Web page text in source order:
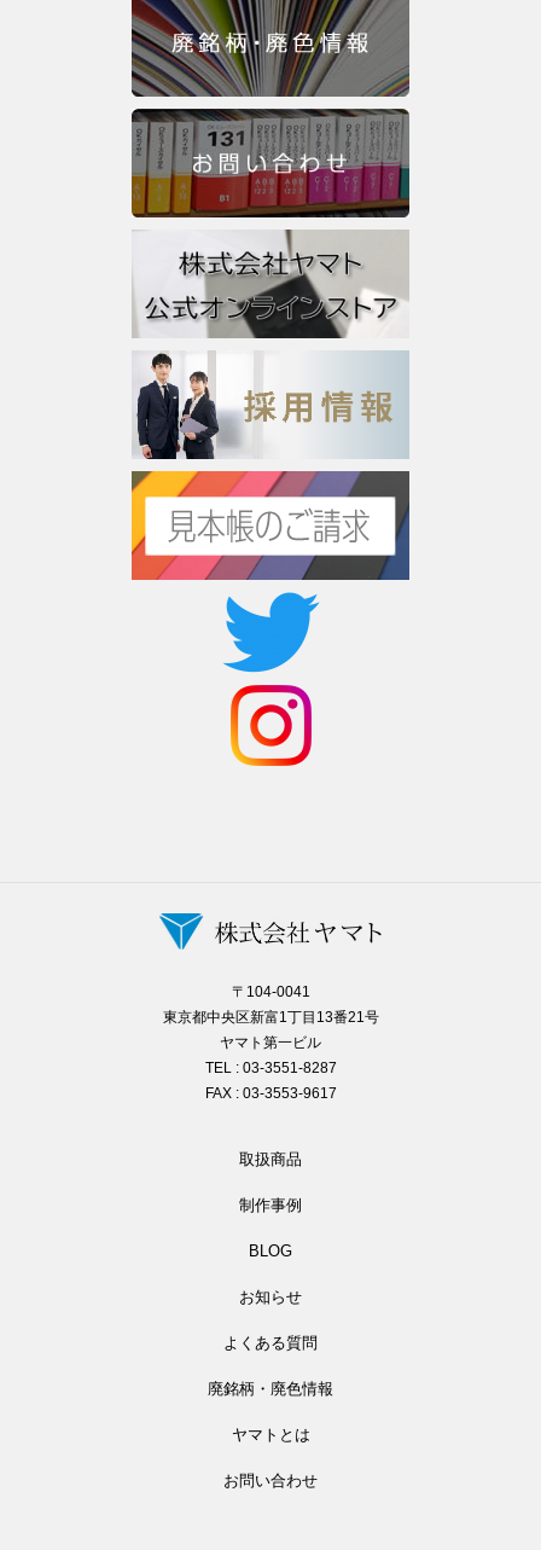
〒104-0041
東京都中央区新富1丁目13番21号
ヤマト第一ビル
TEL : 03-3551-8287
FAX : 03-3553-9617
取扱商品
制作事例
BLOG
お知らせ
よくある質問
廃銘柄・廃色情報
ヤマトとは
お問い合わせ